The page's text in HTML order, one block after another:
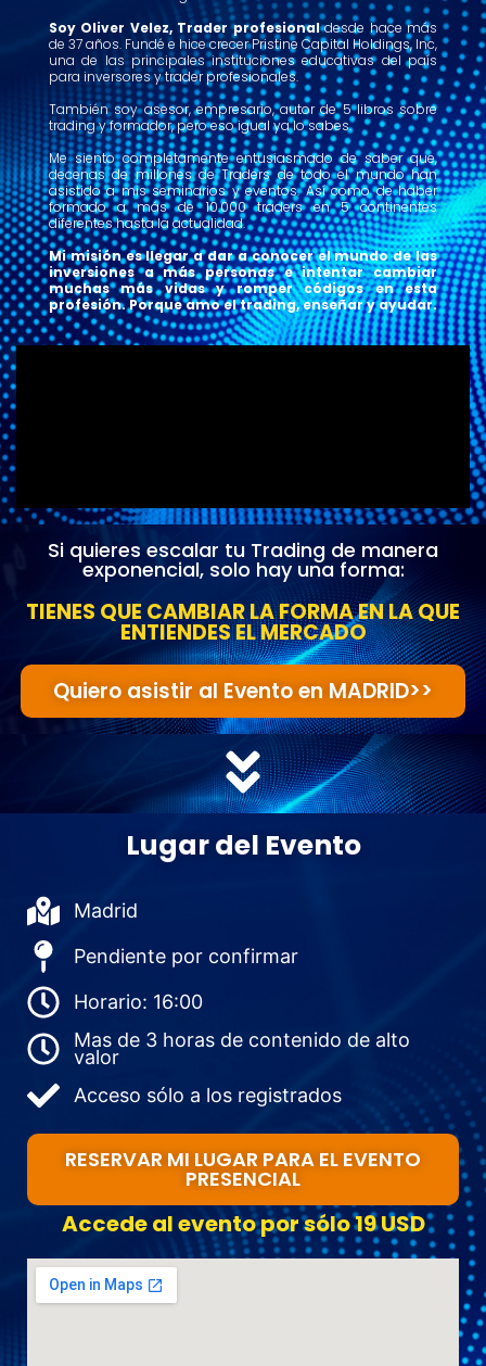
Soy Oliver Velez, Trader profesionaldesde hace más
de 37 años. Fundé e hice crecer Pristine Capital Holdings, Inc,
una de las principales instituciones educativas del país
para inversores y trader profesionales.
También soy asesor, empresario, autor de 5 libros sobre
trading y formador, pero eso igual ya lo sabes.
Me siento completamente entusiasmado de saber que,
decenas de millones de Traders de todo el mundo han
asistido a mis seminarios y eventos. Así como de haber
formado a más de 10.000 traders en 5 continentes
diferentes hasta la actualidad.
Mi misión es llegar a dar a conocer el mundo de las
inversiones a más personas e intentar cambiar
muchas más vidas y romper códigos en esta
profesión. Porque amo el trading, enseñar y ayudar.
Si quieres escalar tu Trading de manera
exponencial, solo hay una forma:
TIENES QUE CAMBIAR LA FORMA EN LA QUE
ENTIENDES EL MERCADO
Quiero asistir al Evento en MADRID>>
Lugar del Evento
Madrid
Pendiente por confirmar
Horario: 16:00
Mas de 3 horas de contenido de alto
valor
Acceso sólo a los registrados
RESERVAR MI LUGAR PARA EL EVENTO
PRESENCIAL
Accede al evento por sólo 19 USD